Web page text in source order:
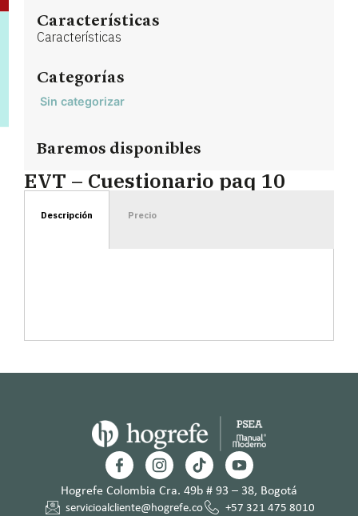
Características
Características
Categorías
Sin categorizar
Baremos disponibles
EVT – Cuestionario paq 10
Descripción Precio
Hogrefe Colombia Cra. 49b # 93 – 38, Bogotá
servicioalcliente@hogrefe.co +57 321 475 8010